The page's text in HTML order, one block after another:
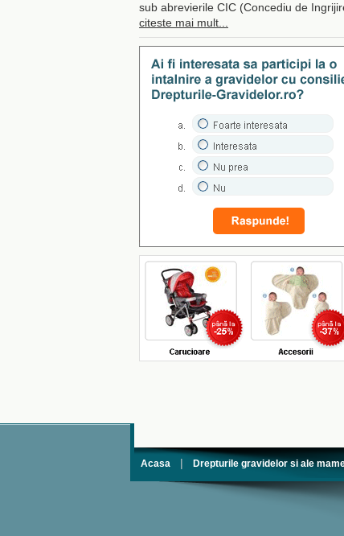
sub abrevierile CIC (Concediu de
citeste mai mult...
Acasa | Drepturile gravidelor si ale